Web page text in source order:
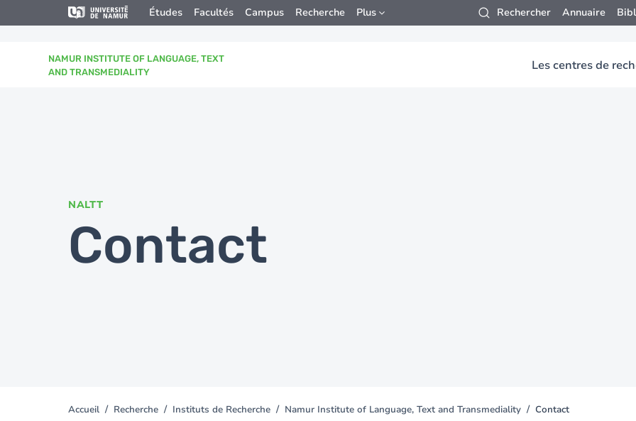
Aller au contenu principal Études Facultés Campus Recherche Plus Rechercher Annuaire
NAMUR INSTITUTE OF LANGUAGE, TEXT
AND TRANSMEDIALITY
Les centres de
au
NALTT
Contact
You
Accueil Recherche Instituts de Recherche Namur Institute of Language, Text and Transmediality Contact